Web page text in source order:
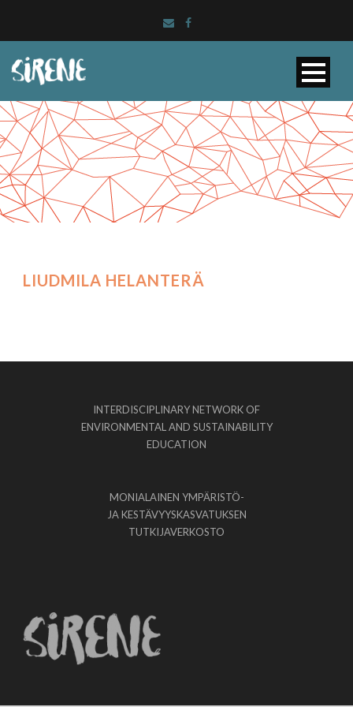
LIUDMILA HELANTERÄ
INTERDISCIPLINARY NETWORK OF
ENVIRONMENTAL AND SUSTAINABILITY
EDUCATION
MONIALAINEN YMPÄRISTÖ-
JA KESTÄVYYSKASVATUKSEN
TUTKIJAVERKOSTO